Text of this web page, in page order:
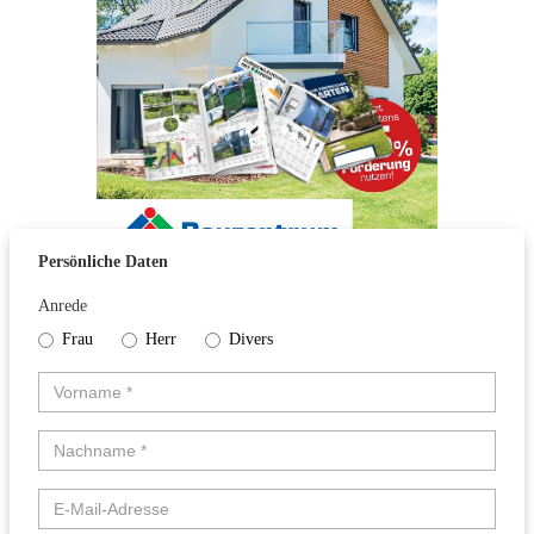
Persönliche Daten
Anrede
Frau
Herr Divers
Vorname*
Nachname*
E-Mail-Adresse